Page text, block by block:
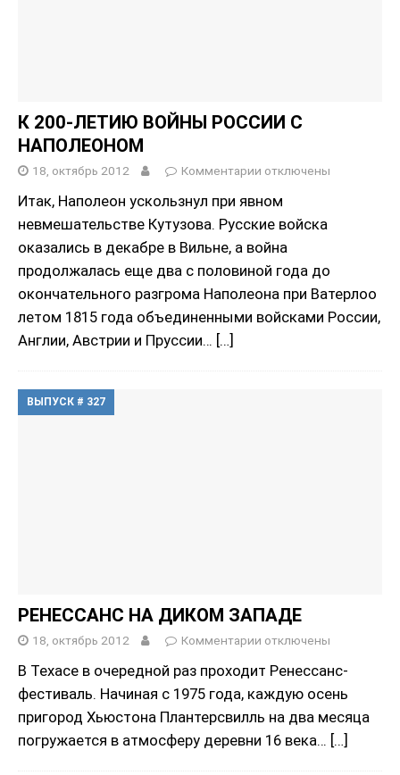
К 200-ЛЕТИЮ ВОЙНЫ РОССИИ С
НАПОЛЕОНОМ
18, октябрь 2012 Комментарии отключены
Итак, Наполеон ускользнул при явном
невмешательстве Кутузова. Русские войска
оказались в декабре в Вильне, а война
продолжалась еще два с половиной года до
окончательного разгрома Наполеона при Ватерлоо
летом 1815 года объединенными войсками России,
Англии, Австрии и Пруссии… […]
ВЫПУСК # 327
РЕНЕССАНС НА ДИКОМ ЗАПАДЕ
18, октябрь 2012 Комментарии отключены
В Техасе в очередной раз проходит Ренессанс-
фестиваль. Начиная с 1975 года, каждую осень
пригород Хьюстона Плантерсвилль на два месяца
погружается в атмосферу деревни 16 века… […]